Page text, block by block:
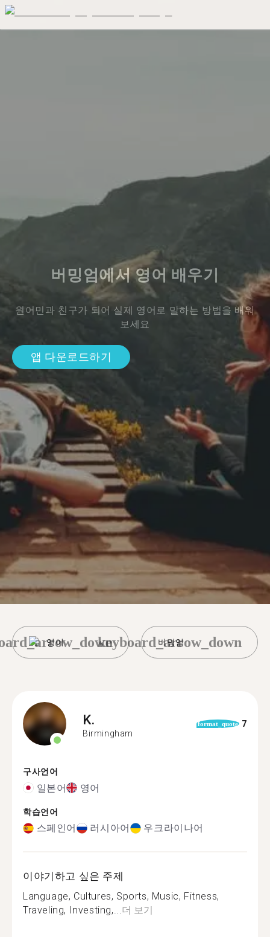
버밍엄에서 영어 배우기
원어민과 친구가 되어 실제 영어로 말하는 방법을 배워
보세요
앱 다운로드하기
영어 버밍엄
keyboard_arrow_down
K.
Birmingham
format_quote 7
구사언어
일본어 영어
학습언어
스페인어 러시아어 우크라이나어
이야기하고 싶은 주제
Language, Cultures, Sports, Music, Fitness,
Traveling, Investing,...더 보기